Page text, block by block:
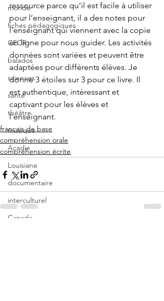
monde
fiches pédagogiques
CECR
balados
sciences
santé
théâtre
musique
Acadie
Louisiane
documentaire
interculturel
Canada
ressource parce qu’il est facile à utiliser
pour l’enseignant, il a des notes pour
l’enseignant qui viennent avec la copie
en ligne pour nous guider. Les activités
données sont variées et peuvent être
adaptées pour différents élèves. Je
donne 3 étoiles sur 3 pour ce livre. Il
est authentique, intéressant et
captivant pour les élèves et
l'enseignant.
français de base
compréhension orale
compréhension écrite